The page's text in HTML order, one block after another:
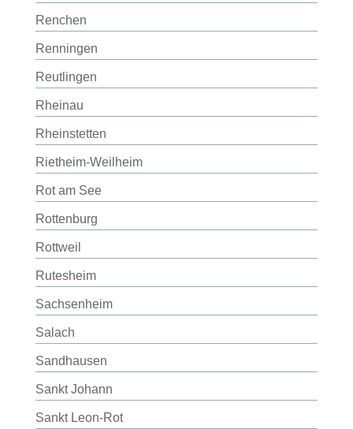
Renchen
Renningen
Reutlingen
Rheinau
Rheinstetten
Rietheim-Weilheim
Rot am See
Rottenburg
Rottweil
Rutesheim
Sachsenheim
Salach
Sandhausen
Sankt Johann
Sankt Leon-Rot